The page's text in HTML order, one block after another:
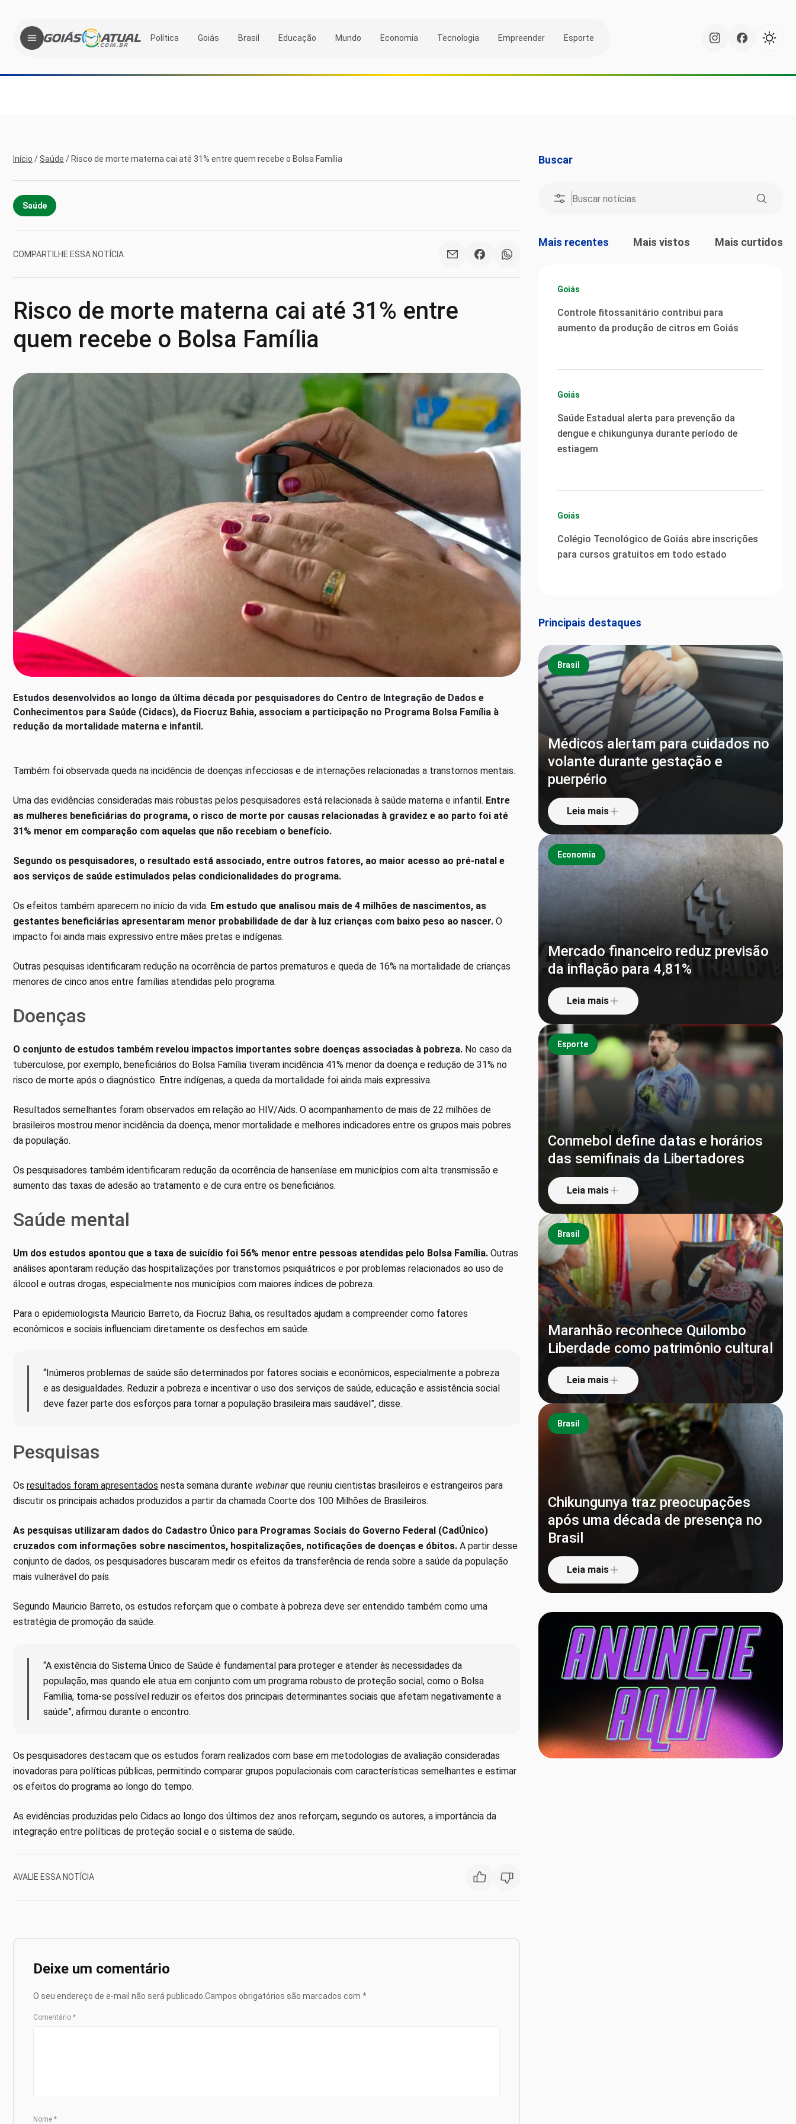
Política Goiás Brasil Educação Mundo Economia Tecnologia Empreender Esporte
Início / Saúde / Risco de morte materna cai até 31% entre quem recebe o Bolsa Família
Saúde
COMPARTILHE ESSA NOTÍCIA
Risco de morte materna cai até 31% entre
quem recebe o Bolsa Família
Estudos desenvolvidos ao longo da última década por pesquisadores do Centro de Integração de Dados e
Conhecimentos para Saúde (Cidacs), da Fiocruz Bahia, associam a participação no Programa Bolsa Família à
redução da mortalidade materna e infantil.
Também foi observada queda na incidência de doenças infecciosas e de internações relacionadas a transtornos mentais.
Uma das evidências consideradas mais robustas pelos pesquisadores está relacionada à saúde materna e infantil. Entre
as mulheres beneficiárias do programa, o risco de morte por causas relacionadas à gravidez e ao parto foi até
31% menor em comparação com aquelas que não recebiam o benefício.
Segundo os pesquisadores, o resultado está associado, entre outros fatores, ao maior acesso ao pré-natal e
aos serviços de saúde estimulados pelas condicionalidades do programa.
Os efeitos também aparecem no início da vida. Em estudo que analisou mais de 4 milhões de nascimentos, as
gestantes beneficiárias apresentaram menor probabilidade de dar à luz crianças com baixo peso ao nascer. O
impacto foi ainda mais expressivo entre mães pretas e indígenas.
Outras pesquisas identificaram redução na ocorrência de partos prematuros e queda de 16% na mortalidade de crianças
menores de cinco anos entre famílias atendidas pelo programa.
Doenças
O conjunto de estudos também revelou impactos importantes sobre doenças associadas à pobreza. No caso da
tuberculose, por exemplo, beneficiários do Bolsa Família tiveram incidência 41% menor da doença e redução de 31% no
risco de morte após o diagnóstico. Entre indígenas, a queda da mortalidade foi ainda mais expressiva.
Resultados semelhantes foram observados em relação ao HIV/Aids. O acompanhamento de mais de 22 milhões de
brasileiros mostrou menor incidência da doença, menor mortalidade e melhores indicadores entre os grupos mais pobres
da população.
Os pesquisadores também identificaram redução da ocorrência de hanseníase em municípios com alta transmissão e
aumento das taxas de adesão ao tratamento e de cura entre os beneficiários.
Saúde mental
Um dos estudos apontou que a taxa de suicídio foi 56% menor entre pessoas atendidas pelo Bolsa Família. Outras
análises apontaram redução das hospitalizações por transtornos psiquiátricos e por problemas relacionados ao uso de
álcool e outras drogas, especialmente nos municípios com maiores índices de pobreza.
Para o epidemiologista Mauricio Barreto, da Fiocruz Bahia, os resultados ajudam a compreender como fatores
econômicos e sociais influenciam diretamente os desfechos em saúde.
“Inúmeros problemas de saúde são determinados por fatores sociais e econômicos, especialmente a pobreza
e as desigualdades. Reduzir a pobreza e incentivar o uso dos serviços de saúde, educação e assistência social
deve fazer parte dos esforços para tornar a população brasileira mais saudável”, disse.
Pesquisas
Os resultados foram apresentados nesta semana durante webinarque reuniu cientistas brasileiros e estrangeiros para
discutir os principais achados produzidos a partir da chamada Coorte dos 100 Milhões de Brasileiros.
As pesquisas utilizaram dados do Cadastro Único para Programas Sociais do Governo Federal (CadÚnico)
cruzados com informações sobre nascimentos, hospitalizações, notificações de doenças e óbitos. A partir desse
conjunto de dados, os pesquisadores buscaram medir os efeitos da transferência de renda sobre a saúde da população
mais vulnerável do país.
Segundo Mauricio Barreto, os estudos reforçam que o combate à pobreza deve ser entendido também como uma
estratégia de promoção da saúde.
“A existência do Sistema Único de Saúde é fundamental para proteger e atender às necessidades da
população, mas quando ele atua em conjunto com um programa robusto de proteção social, como o Bolsa
Família, torna-se possível reduzir os efeitos dos principais determinantes sociais que afetam negativamente a
saúde”, afirmou durante o encontro.
Os pesquisadores destacam que os estudos foram realizados com base em metodologias de avaliação consideradas
inovadoras para políticas públicas, permitindo comparar grupos populacionais com características semelhantes e estimar
os efeitos do programa ao longo do tempo.
As evidências produzidas pelo Cidacs ao longo dos últimos dez anos reforçam, segundo os autores, a importância da
integração entre políticas de proteção social e o sistema de saúde.
AVALIE ESSA NOTÍCIA
Deixe um comentário
O seu endereço de e-mail não será publicado. Campos obrigatórios são marcados com *
Comentário *
Nome *
Buscar
Mais recentes Mais vistos Mais curtidos
Goiás
Controle fitossanitário contribui para
aumento da produção de citros em Goiás
Goiás
Saúde Estadual alerta para prevenção da
dengue e chikungunya durante período de
estiagem
Goiás
Colégio Tecnológico de Goiás abre inscrições
para cursos gratuitos em todo estado
Principais destaques
Brasil
Médicos alertam para cuidados no
volante durante gestação e
puerpério
Leia mais
Economia
Mercado financeiro reduz previsão
da inflação para 4,81%
Leia mais
Esporte
Conmebol define datas e horários
das semifinais da Libertadores
Leia mais
Brasil
Maranhão reconhece Quilombo
Liberdade como patrimônio cultural
Leia mais
Brasil
Chikungunya traz preocupações
após uma década de presença no
Brasil
Leia mais